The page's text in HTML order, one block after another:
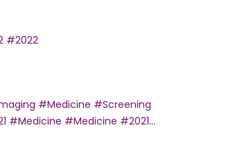
#2022
#Medicine #Screening
#Medicine #Medicine #2021